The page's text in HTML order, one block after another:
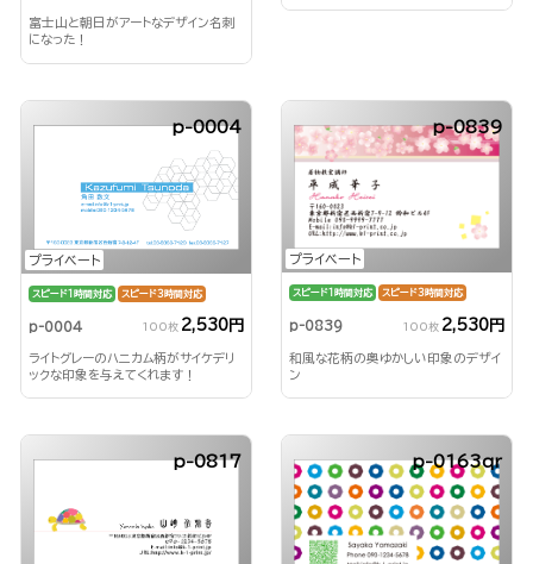
富士山と朝日がアートなデザイン名刺
になった！
プライベート
p-0004
スピード1時間対応 スピード3時間対応
p-0004 100枚 2,530円
ライトグレーのハニカム柄がサイケデリ
ックな印象を与えてくれます！
プライベート
p-0839
スピード1時間対応 スピード3時間対応
p-0839 100枚 2,530円
和風な花柄の奥ゆかしい印象のデザイ
ン
p-0817 p-0163qr